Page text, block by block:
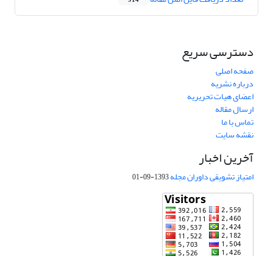
دسترسی سریع
صفحه اصلی
درباره نشریه
اعضای هیات تحریریه
ارسال مقاله
تماس با ما
نقشه سایت
آخرین اخبار
امتیاز تشویقی داوران مجله1393-09-01